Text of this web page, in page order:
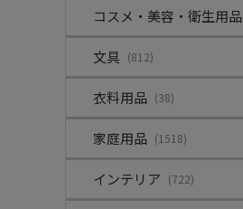
コスメ・美容・衛生用品
文具 (812)
衣料用品 (38)
家庭用品 (1518)
インテリア (722)